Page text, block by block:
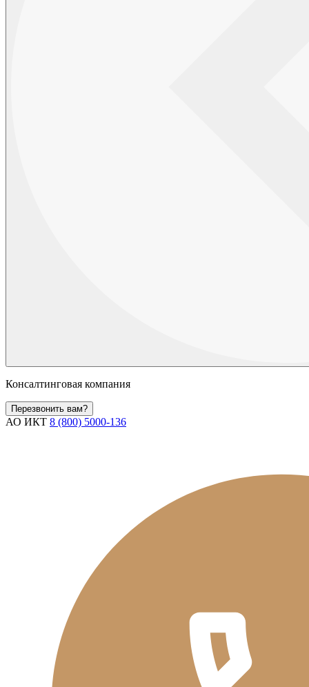
Консалтинговая компания
Перезвонить вам?
АО ИКТ 8 (800) 5000-136